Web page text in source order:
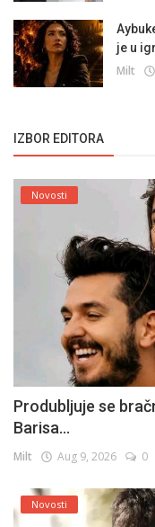
je u
Milt
IZBOR EDITORA
Novosti
Produbljuje se
Barisa...
Milt Aug 9, 2026 0
Novosti